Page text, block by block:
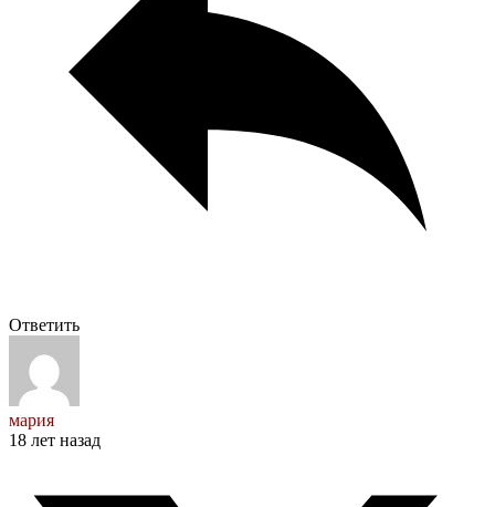
Ответить
мария
18 лет назад